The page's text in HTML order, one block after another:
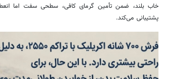
خاب بلند، ضمن تأمین گرمای کافی، سطحی سفت اما
پشتیبانی می‌کند.